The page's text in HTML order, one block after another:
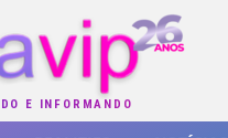
E INFORMANDO